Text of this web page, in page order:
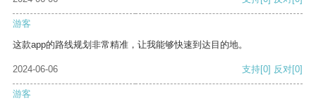
游客
这款app的路线规划非常精准，让我能够快速到达目的地。
2024-06-06 支持[0] 反对[0]
游客